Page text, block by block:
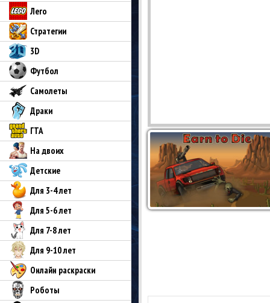
Лего
Стратегии
3D
Футбол
Самолеты
Драки
ГТА
На двоих
Детские
Для 3-4 лет
Для 5-6 лет
Для 7-8 лет
Для 9-10 лет
Онлайн раскраски
Роботы